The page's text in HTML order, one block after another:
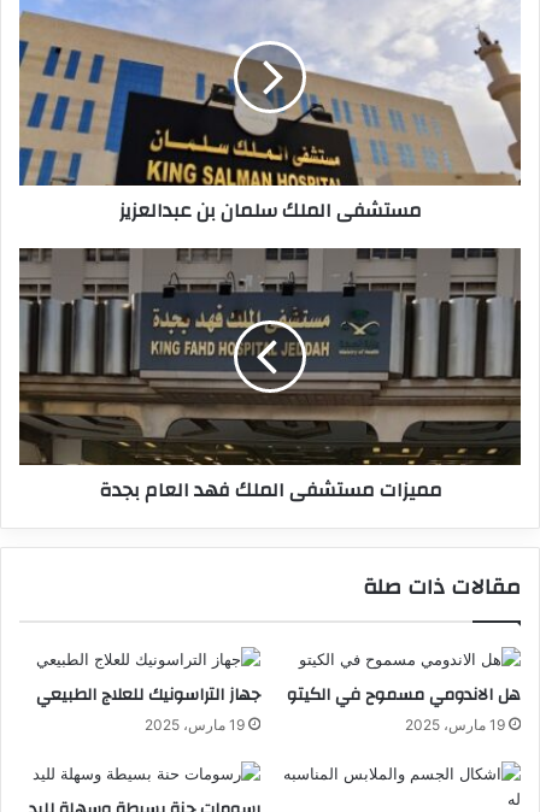
مستشفى الملك سلمان بن عبدالعزيز
مميزات مستشفى الملك فهد العام بجدة
مقالات ذات صلة
هل الاندومي مسموح في الكيتو
19 مارس، 2025
جهاز التراسونيك للعلاج الطبيعي
19 مارس، 2025